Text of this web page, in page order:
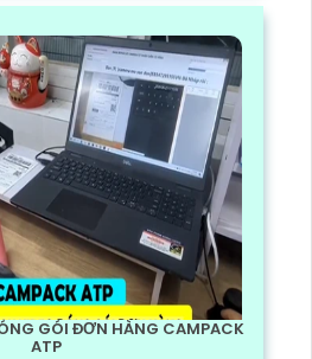
GÓI ĐƠN HÀNG CAMPACK
ATP